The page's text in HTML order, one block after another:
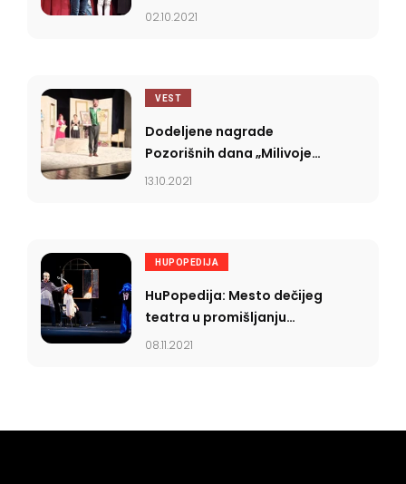
gledaš u ponor” na
02.10.2021
VEST
Dodeljene nagrade
Pozorišnih dana „Milivoje
Martinović Martin”
13.10.2021
HUPOPEDIJA
HuPopedija: Mesto dečijeg
teatra u promišljanju
pozorišne publike
08.11.2021